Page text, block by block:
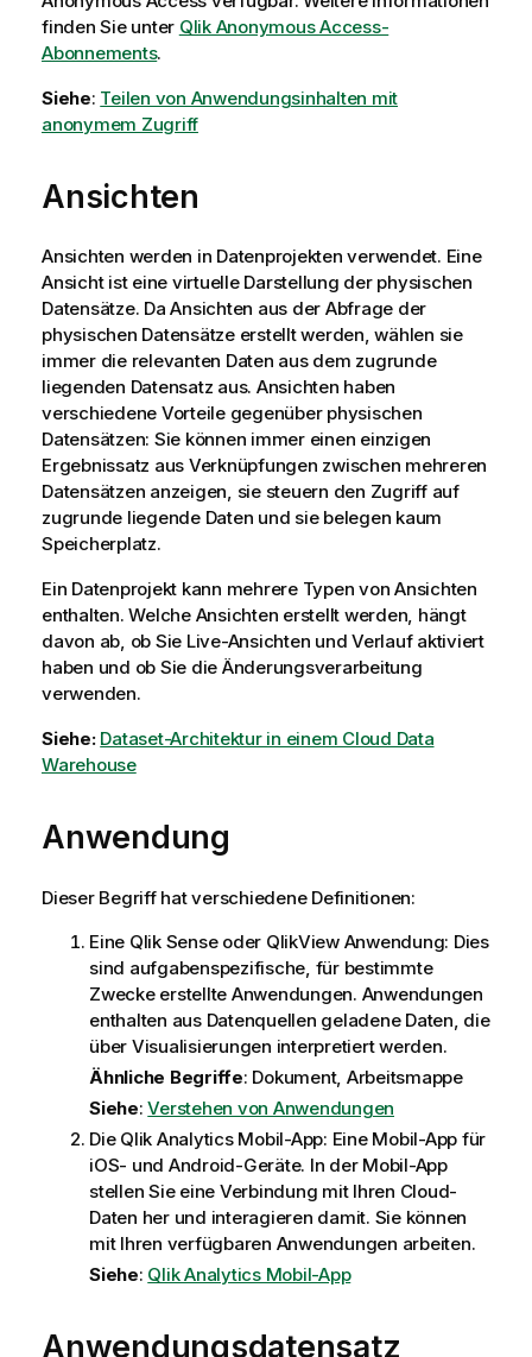
finden Sie unter Qlik Anonymous Access-
Abonnements.
Siehe: Teilen von Anwendungsinhalten mit
anonymem Zugriff
Ansichten
Ansichten werden in Datenprojekten verwendet. Eine
Ansicht ist eine virtuelle Darstellung der physischen
Datensätze. Da Ansichten aus der Abfrage der
physischen Datensätze erstellt werden, wählen sie
immer die relevanten Daten aus dem zugrunde
liegenden Datensatz aus. Ansichten haben
verschiedene Vorteile gegenüber physischen
Datensätzen: Sie können immer einen einzigen
Ergebnissatz aus Verknüpfungen zwischen mehreren
Datensätzen anzeigen, sie steuern den Zugriff auf
zugrunde liegende Daten und sie belegen kaum
Speicherplatz.
Ein Datenprojekt kann mehrere Typen von Ansichten
enthalten. Welche Ansichten erstellt werden, hängt
davon ab, ob Sie Live-Ansichten und Verlauf aktiviert
haben und ob Sie die Änderungsverarbeitung
verwenden.
Siehe: Dataset-Architektur in einem Cloud Data
Warehouse
Anwendung
Dieser Begriff hat verschiedene Definitionen:
Eine Qlik Senseoder QlikViewAnwendung: Dies
sind aufgabenspezifische, für bestimmte
Zwecke erstellte Anwendungen. Anwendungen
enthalten aus Datenquellen geladene Daten, die
über Visualisierungen interpretiert werden.
Ähnliche Begriffe: Dokument, Arbeitsmappe
Siehe:Verstehen von Anwendungen
Die Qlik AnalyticsMobil-App: Eine Mobil-App für
iOS- und Android-Geräte. In der Mobil-App
stellen Sie eine Verbindung mit Ihren Cloud-
Daten her und interagieren damit. Sie können
mit Ihren verfügbaren Anwendungen arbeiten.
Siehe: Qlik Analytics Mobil-App
Anwendungsdatensatz